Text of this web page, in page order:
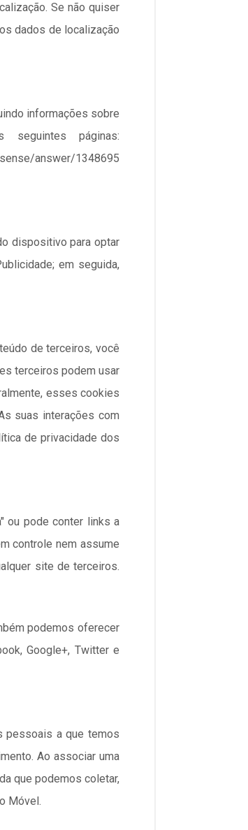
Se não quiser
dados de localização
informações sobre
páginas:
answer/1348695
dispositivo para optar
em seguida,
de terceiros, você
terceiros podem usar
esses cookies
suas interações com
de privacidade dos
ou pode conter links a
controle nem assume
site de terceiros.
podemos oferecer
Google+, Twitter e
pessoais a que temos
Ao associar uma
que podemos coletar,
Móvel.